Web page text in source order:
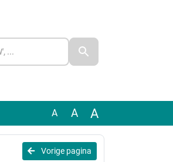
A A A
Vorige pagina